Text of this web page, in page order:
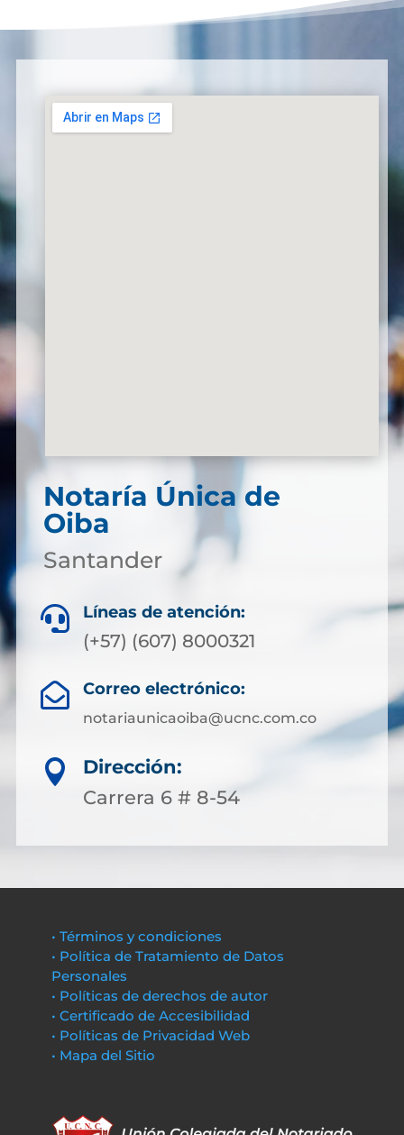
Notaría Única de
Oiba
Santander
 Líneas de atención:
(+57) (607) 8000321
 Correo electrónico:
notariaunicaoiba@ucnc.com.co

Dirección:
Carrera 6 # 8-54
• Términos y condiciones
• Política de Tratamiento de Datos
Personales
• Políticas de derechos de autor
• Certificado de Accesibilidad
• Políticas de Privacidad Web
• Mapa del Sitio